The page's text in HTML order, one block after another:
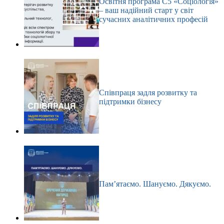
– ваш надійний старт у світ
сучасних аналітичних професій
Співпраця задля розвитку та
підтримки бізнесу
Пам’ятаємо. Шануємо. Дякуємо.